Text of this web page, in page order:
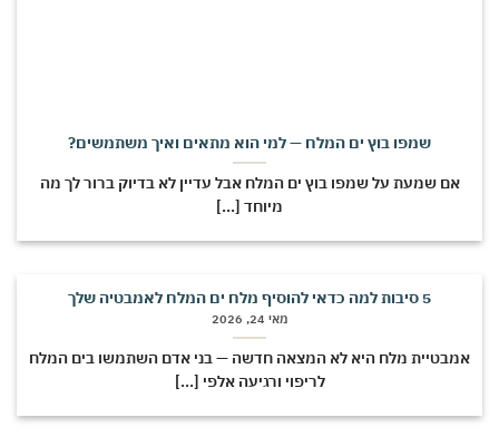
שמפו בוץ ים המלח — למי הוא מתאים ואיך משתמשים?
אם שמעת על שמפו בוץ ים המלח אבל עדיין לא בדיוק ברור לך מה
מיוחד [...]
מלח היא לא המצאה חדשה — בני אדם השתמשו בים המלח
לריפוי ורגיעה אלפי [...]